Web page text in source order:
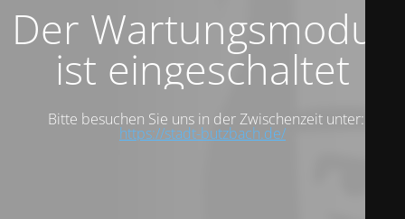
Der Wartungsmodus
ist eingeschaltet
Bitte besuchen Sie uns in der Zwischenzeit unter:
https://stadt-butzbach.de/